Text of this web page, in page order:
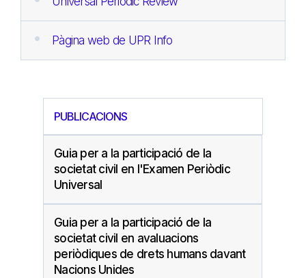
Pàgina web de UPR Info
PUBLICACIONS
Guia per a la participació de la
societat civil en l'Examen Periòdic
Universal
Guia per a la participació de la
societat civil en avaluacions
periòdiques de drets humans davant
Nacions Unides